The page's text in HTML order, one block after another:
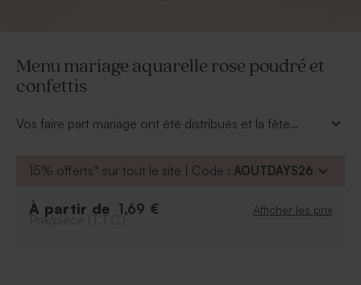
Menu mariage aquarelle rose poudré et
confettis
Vos faire part mariage ont été distribués et la fête
mariage aquarelle rose poudré et confettis
vous aurez prévus pour votre repas de noces. Et pour
15% offerts* sur tout le site | Code : AOUTDAYS26
À partir de 1,69 € Afficher les prix
Prix/pièce (T.T.C.)